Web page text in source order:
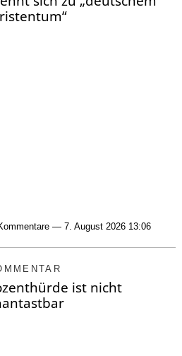
— 7. August 2026 13:06
ist nicht